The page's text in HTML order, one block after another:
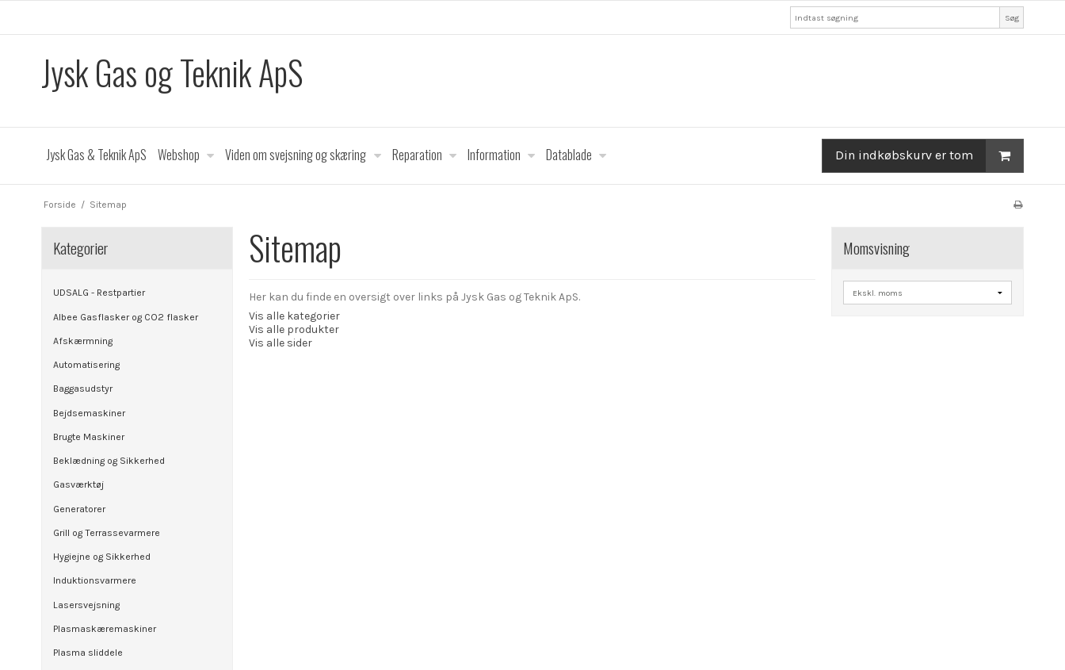
Søg
Jysk Gas og Teknik ApS
Jysk Gas & Teknik ApS Webshop Viden om svejsning og skæring Reparation Information Datablade Din indkøbskurv er tom
Forside / Sitemap
Kategorier
UDSALG - Restpartier
Albee Gasflasker og CO2 flasker
Afskærmning
Automatisering
Baggasudstyr
Bejdsemaskiner
Brugte Maskiner
Beklædning og Sikkerhed
Gasværktøj
Generatorer
Grill og Terrassevarmere
Hygiejne og Sikkerhed
Induktionsvarmere
Lasersvejsning
Plasmaskæremaskiner
Plasma sliddele
Sitemap
Her kan du finde en oversigt over links på Jysk Gas og Teknik ApS.
Vis alle kategorier
Vis alle produkter
Vis alle sider
Momsvisning